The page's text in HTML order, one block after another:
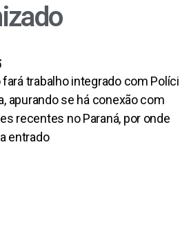
trabalho integrado com
apurando se há conexão com
recentes no Paraná, por onde
entrado